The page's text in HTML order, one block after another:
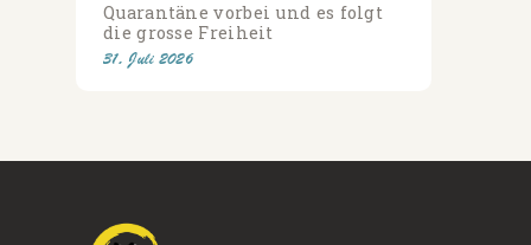
Quarantäne vorbei und es folgt
die grosse Freiheit
31. Juli 2026